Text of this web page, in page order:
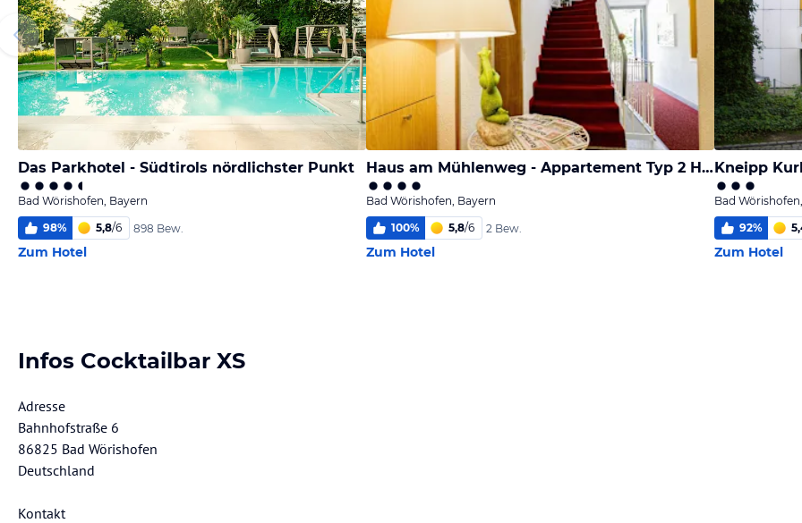
Das Parkhotel - Südtirols nördlichster Punkt
Bad Wörishofen, Bayern
98% 5,8/6 898 Bew.
Zum Hotel
Haus am Mühlenweg - Appartement Typ 2 Haus I - sonniges und modernes Ferienappartement
Bad Wörishofen, Bayern
100% 5,8/6 2 Bew.
Zum Hotel
Kneipp
Bad
92%
Zum Hotel
Infos Cocktailbar XS
Adresse
Bahnhofstraße 6
86825 Bad Wörishofen
Deutschland
Kontakt